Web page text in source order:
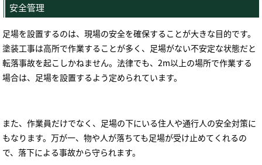
安全管理
足場を設置するのは、現場の安全を確保することが大きな目的です。
塗装工事は高所で作業することが多く、足場がない不安定な状態だと
転落事故を起こしかねません。法律でも、2m以上の場所で作業する
場合は、足場を設置するよう定められています。
また、作業員だけでなく、足場の下にいる住人や通行人の安全対策に
もなります。万が一、物や人が落ちても足場が受け止めてくれるの
で、落下による事故から守られます。